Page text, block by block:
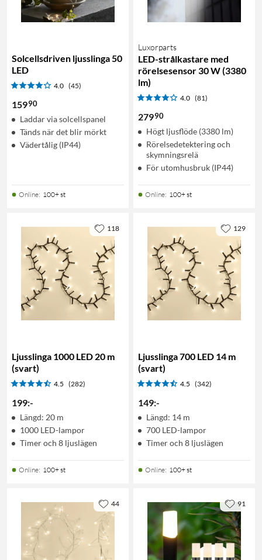
Solcellsdriven ljusslinga 50
LED
4.0 (45)
15990
Laddar via solcellspanel
Tänds när det blir mörkt
Vädertålig (IP44)
Online: 100+ st
Luxorparts
LED-strålkastare med
rörelsesensor 30 W (3380
lm)
4.0 (81)
27990
Högt ljusflöde (3380 lm)
Rörelsedetektering och
skymningsrelä
För utomhusbruk (IP44)
Online: 100+ st
Ljusslinga 1000 LED 20 m
(svart)
4.5 (282)
199:-
Längd: 20 m
1000 LED-lampor
Timer och 8 ljuslägen
Online: 100+ st
118
Ljusslinga 700 LED 14 m
(svart)
4.5 (342)
149:-
Längd: 14 m
700 LED-lampor
Timer och 8 ljuslägen
Online: 100+ st
129
44 91